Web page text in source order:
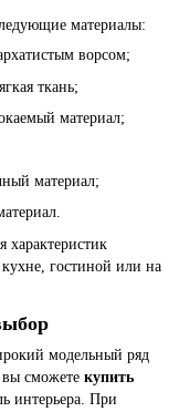
материалы:
ворсом;
ткань;
материал;
материал;
характеристик
кухне, гостиной или на
модельный ряд
сможете купить
интерьера. При